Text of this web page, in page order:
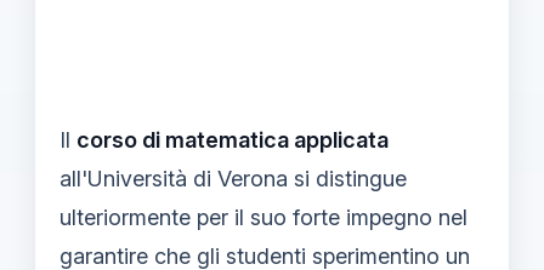
Il corso di matematica applicata
all'Università di Verona si distingue
ulteriormente per il suo forte impegno nel
garantire che gli studenti sperimentino un